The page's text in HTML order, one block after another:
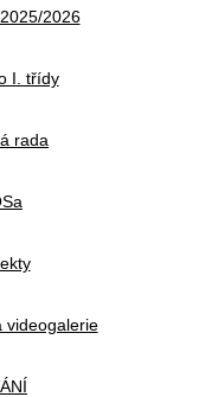
2026
I. třídy
rada
videogalerie